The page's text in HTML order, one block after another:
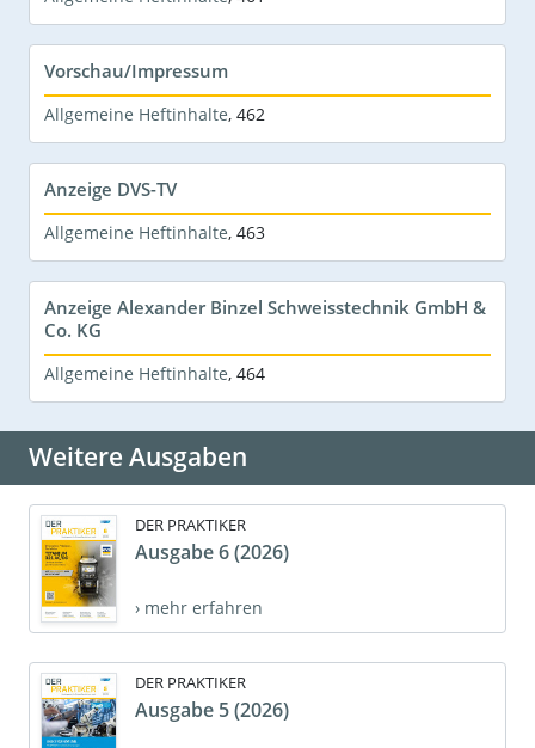
Vorschau/Impressum
Allgemeine Heftinhalte, 462
Anzeige DVS-TV
Allgemeine Heftinhalte, 463
Anzeige Alexander Binzel Schweisstechnik GmbH &
Co. KG
Allgemeine Heftinhalte, 464
Weitere Ausgaben
DER PRAKTIKER
Ausgabe 6 (2026)
› mehr erfahren
DER PRAKTIKER
Ausgabe 5 (2026)